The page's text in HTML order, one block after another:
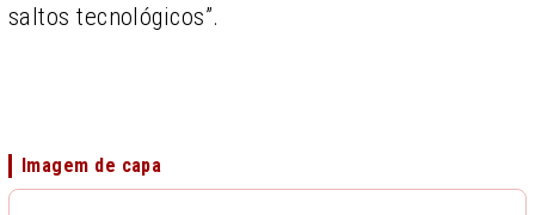
saltos tecnológicos”.
Imagem de capa